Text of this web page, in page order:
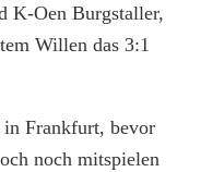
K-Oen Burgstaller,
Willen das 3:1
Frankfurt, bevor
noch mitspielen